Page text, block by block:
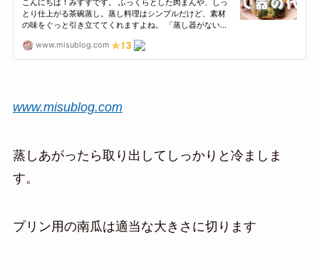
www.misublog.com
蒸しあがったら取り出してしっかりと冷ましま
す。
プリン用の南瓜は適当な大きさに切ります